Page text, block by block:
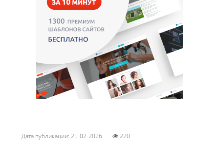
Дата публикации: 25-02-2026 220